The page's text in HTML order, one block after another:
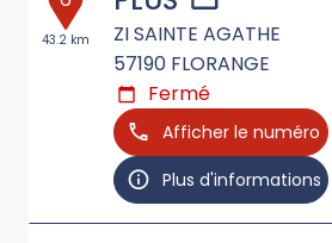
43.2 km
ZI SAINTE AGATHE
57190 FLORANGE
Fermé
Afficher le numéro
Plus d'informations